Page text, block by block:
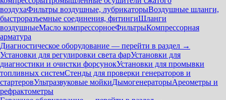
воздухаФильтры воздушные, лубрикаторыВоздушные шланги,
быстроразъемные соединения, фитингиШланги
воздушныеМасло компрессорноеФильтрыКомпрессорная
арматура
Диагностическое оборудование — перейти в раздел →
Установки для регулировки света фарУстановки для
диагностики и очистки форсунокУстановки для промывки
топливных системСтенды для проверки генераторов и
стартеровУльтразвуковые мойкиДымогенераторыАреометры и
рефрактометры